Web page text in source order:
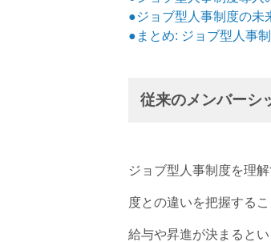
●ジョブ型人事制度の未
●まとめ: ジョブ型人事
従来のメンバーシ
ジョブ型人事制度を理
度との違いを把握する
給与や昇進が決まると